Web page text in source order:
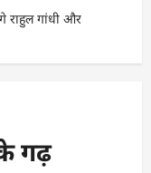
राहुल गांधी और
गढ़